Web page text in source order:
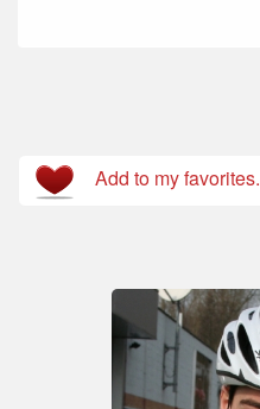
Add to my favorites.